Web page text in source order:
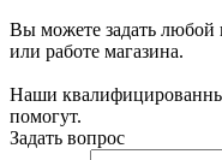
Вы можете задать любой
или работе магазина.
Наши
помогут.
Задать вопрос